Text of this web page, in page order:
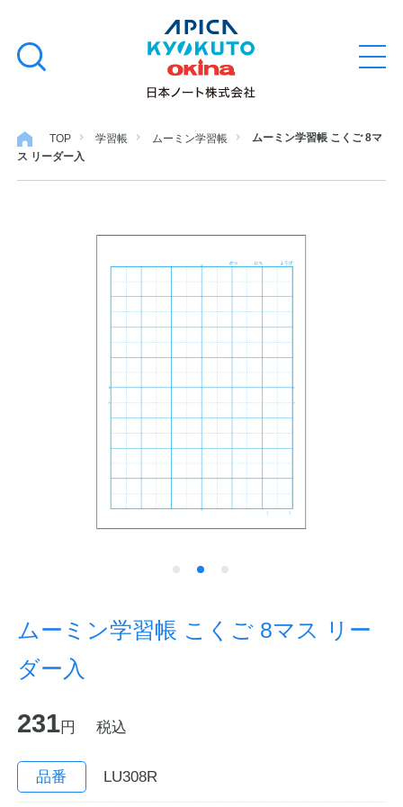
文
キ
ッ
開
検
る
ノート・メモ
ファイル・バインダー
日用・事務用品
特集・コラム
ノートの豆知識
探求・自主学習のすすめ
工場フォトツアー
企業情報
カタログ
English
TOP 学習帳 ムーミン学習帳
ムーミン学習帳 こくご 8マ
ス リーダー入
ムーミン学習帳 こくご 8マス リー
ダー入
231円 税込
品番 LU308R